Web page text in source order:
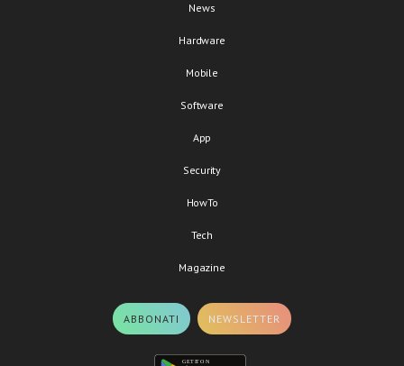
News
Hardware
Mobile
Software
App
Security
HowTo
Tech
Magazine
ABBONATI NEWSLETTER